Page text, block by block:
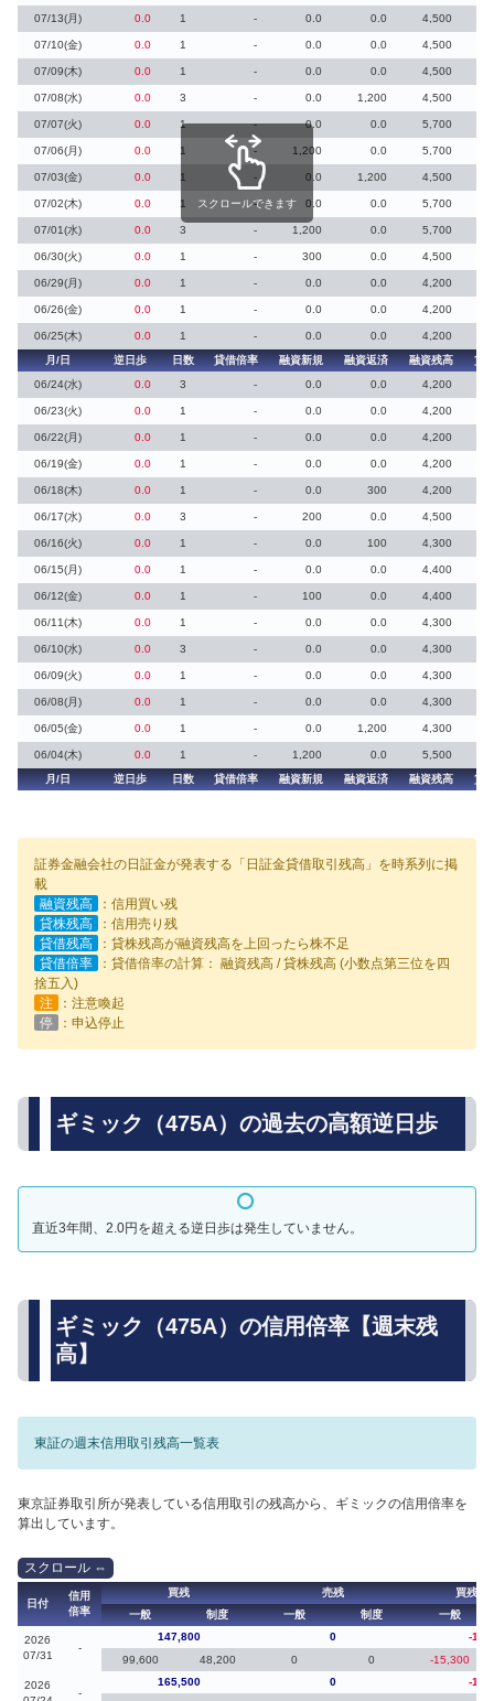
07/13(月) 0.0 1 - 0.0 0.0 4,500
07/10(金) 0.0 1 - 0.0 0.0 4,500
07/09(木) 0.0 1 - 0.0 0.0 4,500
07/08(水) 0.0 3 - 0.0 1,200 4,500
07/07(火) 0.0 1 - 0.0 0.0 5,700
07/06(月) 0.0 1 - 1,200 0.0 5,700
07/03(金) 0.0 1 - 0.0 1,200 4,500
07/02(木) 0.0 1 - 0.0 0.0 5,700
07/01(水) 0.0 3 - 1,200 0.0 5,700
06/30(火) 0.0 1 - 300 0.0 4,500
06/29(月) 0.0 1 - 0.0 0.0 4,200
06/26(金) 0.0 1 - 0.0 0.0 4,200
06/25(木) 0.0 1 - 0.0 0.0
4,200
月/日
逆日歩 日数 貸借倍率 融資新規 融資返済 融資残高
貸
06/24(水)
0.0 3 - 0.0 0.0 4,200
06/23(火) 0.0 1 - 0.0 0.0 4,200
06/22(月) 0.0 1 - 0.0 0.0 4,200
06/19(金) 0.0 1 - 0.0 0.0 4,200
06/18(木) 0.0 1 - 0.0 300 4,200
06/17(水) 0.0 3 - 200 0.0 4,500
06/16(火) 0.0 1 - 0.0 100 4,300
06/15(月) 0.0 1 - 0.0 0.0 4,400
06/12(金) 0.0 1 - 100 0.0 4,400
06/11(木) 0.0 1 - 0.0 0.0 4,300
06/10(水) 0.0 3 - 0.0 0.0 4,300
06/09(火) 0.0 1 - 0.0 0.0 4,300
06/08(月) 0.0 1 - 0.0 0.0 4,300
06/05(金) 0.0 1 - 0.0 1,200 4,300
06/04(木) 0.0 1 - 1,200 0.0
5,500
月/日
逆日歩 日数 貸借倍率 融資新規 融資返済 融資残高 貸
スクロールできます
証券金融会社の日証金が発表する「日証金貸借取引残高」を時系列に掲
載
融資残高
：信用買い残
貸株残高
：信用売り残
貸借残高
：貸株残高が融資残高を上回ったら株不足
貸借倍率
：貸借倍率の計算： 融資残高 / 貸株残高 (小数点第三位を四
捨五入)
注
：注意喚起
停
：申込停止
ギミック（475A）の過去の高額逆日歩
直近3年間、2.0円を超える逆日歩は発生していません。
ギミック（475A）の信用倍率【週末残
高】
東証の週末信用取引残高一覧表
東京証券取引所が発表している信用取引の残高から、ギミックの信用倍率を
算出しています。
日付
信用
倍率
買残 売残
買残（
一般
制度 一般 制度 一般
2026
07/31
-
147,800 0
-
99,600
48,200 0 0 -15,300
2026
-
165,500 0
-